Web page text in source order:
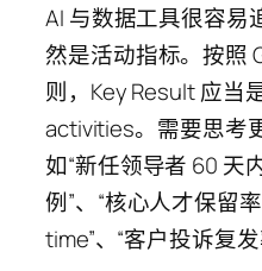
AI 与数据工具很容易
然是活动指标。按照
则，Key Result 应当
activities。需要思考
如“新任领导者 60 天
例”、“核心人才保留
time”、“客户投诉复发